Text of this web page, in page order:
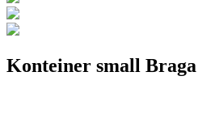
Konteiner small Braga